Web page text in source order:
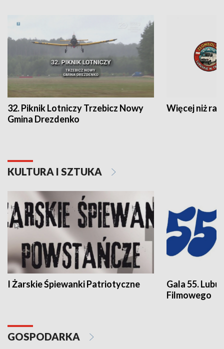
32. Piknik Lotniczy Trzebicz Nowy
Gmina Drezdenko
Więcej niż rajd
KULTURA I SZTUKA
I Żarskie Śpiewanki Patriotyczne
Gala 55.
Filmowego
GOSPODARKA